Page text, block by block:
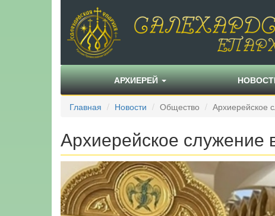
АРХИЕРЕЙ
Главная Новости Общество Архиерейское
Архиерейское